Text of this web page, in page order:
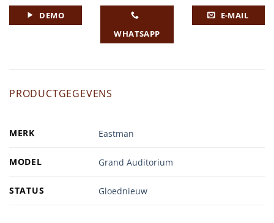
DEMO
WHATSAPP
E-MAIL
PRODUCTGEGEVENS
MERK Eastman
MODEL Grand Auditorium
STATUS Gloednieuw